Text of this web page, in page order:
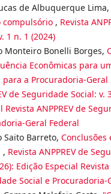
de Albuquerque Lima,
compulsório , Revista
1 n. 1 (2024)
Monteiro Bonelli Borges,
Econômicas para
para a Procuradoria-Geral
de Seguridade Social: v.
Revista ANPPREV de
Geral Federal
Saito Barreto, Conclusões
, Revista ANPPREV de
Edição Especial Revista
Social e Procuradoria-